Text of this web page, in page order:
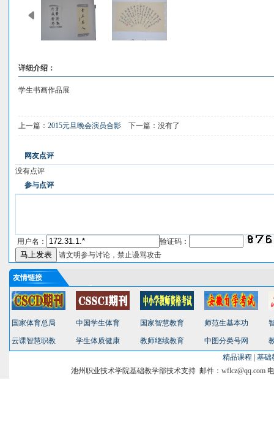
详细介绍：
学生书画作品展
上一篇： 2015元旦晚会演员合影 下一篇：没有了
网友点评
没有点评
参与点评
用户名：
验证码：
请文明参与讨论，禁止谩骂攻击
友情链接
国家体育总局 中国学生体育 国家智慧教育 师范生基本功
云课智慧职教 学生体质健康 教师继续教育 中图分类号网
精品课程
基础
池州职业技术学院基础教学部技术支持 邮件：wflcz@qq.com